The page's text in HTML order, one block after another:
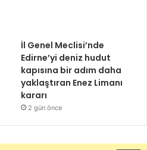
İl Genel Meclisi’nde
Edirne’yi deniz hudut
kapısına bir adım daha
yaklaştıran Enez Limanı
kararı
2 gün önce